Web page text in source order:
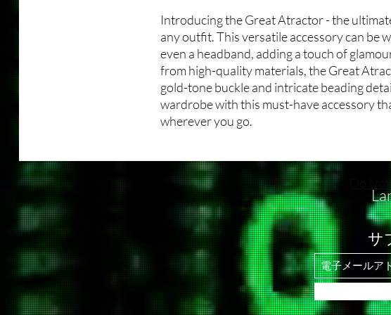
Introducing the Great Atractor - the
any outfit. This versatile accessory can be
even a headband, adding a touch of
from high-quality materials, the Great
gold-tone buckle and intricate beading
wardrobe with this must-have accessory
wherever you go.
Do
サ